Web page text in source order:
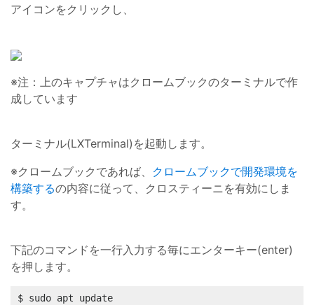
アイコンをクリックし、
※注：上のキャプチャはクロームブックのターミナルで作
成しています
ターミナル(LXTerminal)を起動します。
※クロームブックであれば、 クロームブックで開発環境を
構築するの内容に従って、クロスティーニを有効にしま
す。
下記のコマンドを一行入力する毎にエンターキー(enter)
を押します。
$ sudo apt update